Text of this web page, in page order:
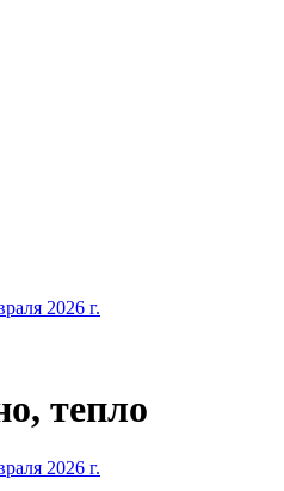
2026 г.
тепло
2026 г.